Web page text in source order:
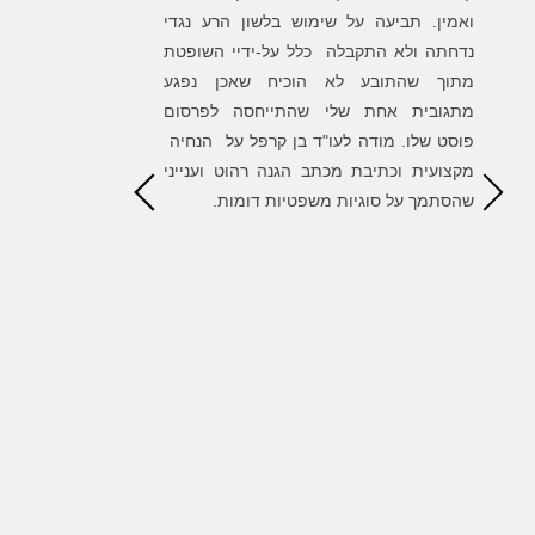
ואמין. תביעה על שימוש בלשון הרע נגדי
נדחתה ולא התקבלה כלל על-ידיי השופטת
מתוך שהתובע לא הוכיח שאכן נפגע
מתגובית אחת שלי שהתייחסה לפרסום
פוסט שלו. מודה לעו"ד בן קרפל על הנחיה
מקצועית וכתיבת מכתב הגנה רהוט וענייני
שהסתמך על סוגיות משפטיות דומות.